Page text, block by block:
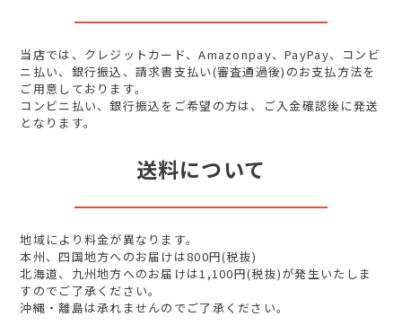
当店では、クレジットカード、Amazonpay、PayPay、コンビ
ニ払い、銀行振込、請求書支払い(審査通過後)のお支払方法を
ご用意しております。
コンビニ払い、銀行振込をご希望の方は、ご入金確認後に発送
となります。
送料について
地域により料金が異なります。
本州、四国地方へのお届けは800円(税抜)
北海道、九州地方へのお届けは1,100円(税抜)が発生いたしま
すのでご了承ください。
沖縄・離島は承れませんのでご了承ください。